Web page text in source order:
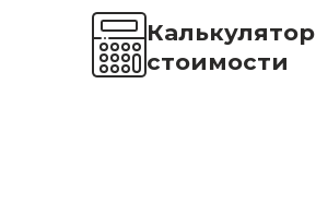
Калькулятор
стоимости